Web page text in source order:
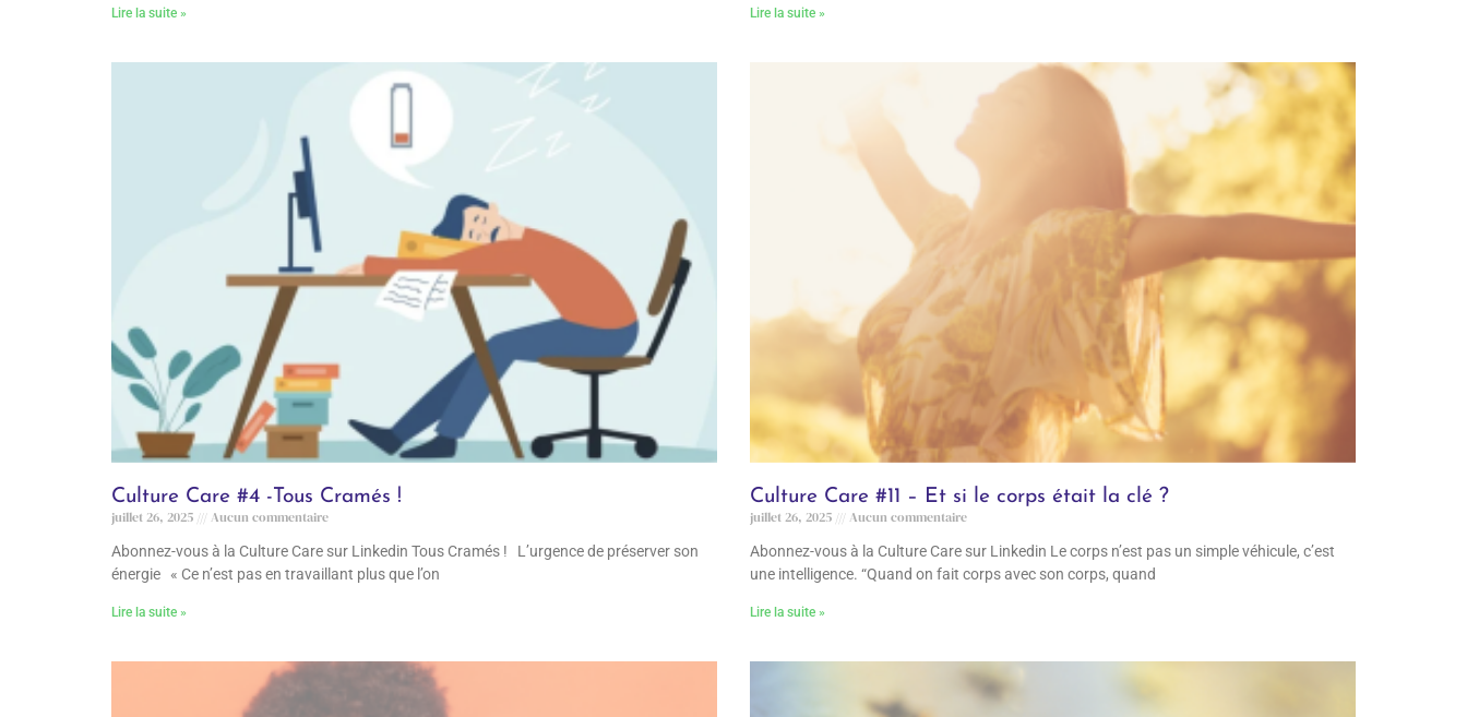
Lire la suite » Lire la suite »
Culture Care #4 -Tous Cramés !
juillet 26, 2025
Aucun commentaire
Abonnez-vous à la Culture Care sur Linkedin Tous Cramés ! L’urgence de préserver son
énergie « Ce n’est pas en travaillant plus que l’on
Lire la suite »
Culture Care #11 – Et si le corps était la clé ?
juillet 26, 2025
Aucun commentaire
Abonnez-vous à la Culture Care sur Linkedin Le corps n’est pas un simple véhicule, c’est
une intelligence. “Quand on fait corps avec son corps, quand
Lire la suite »